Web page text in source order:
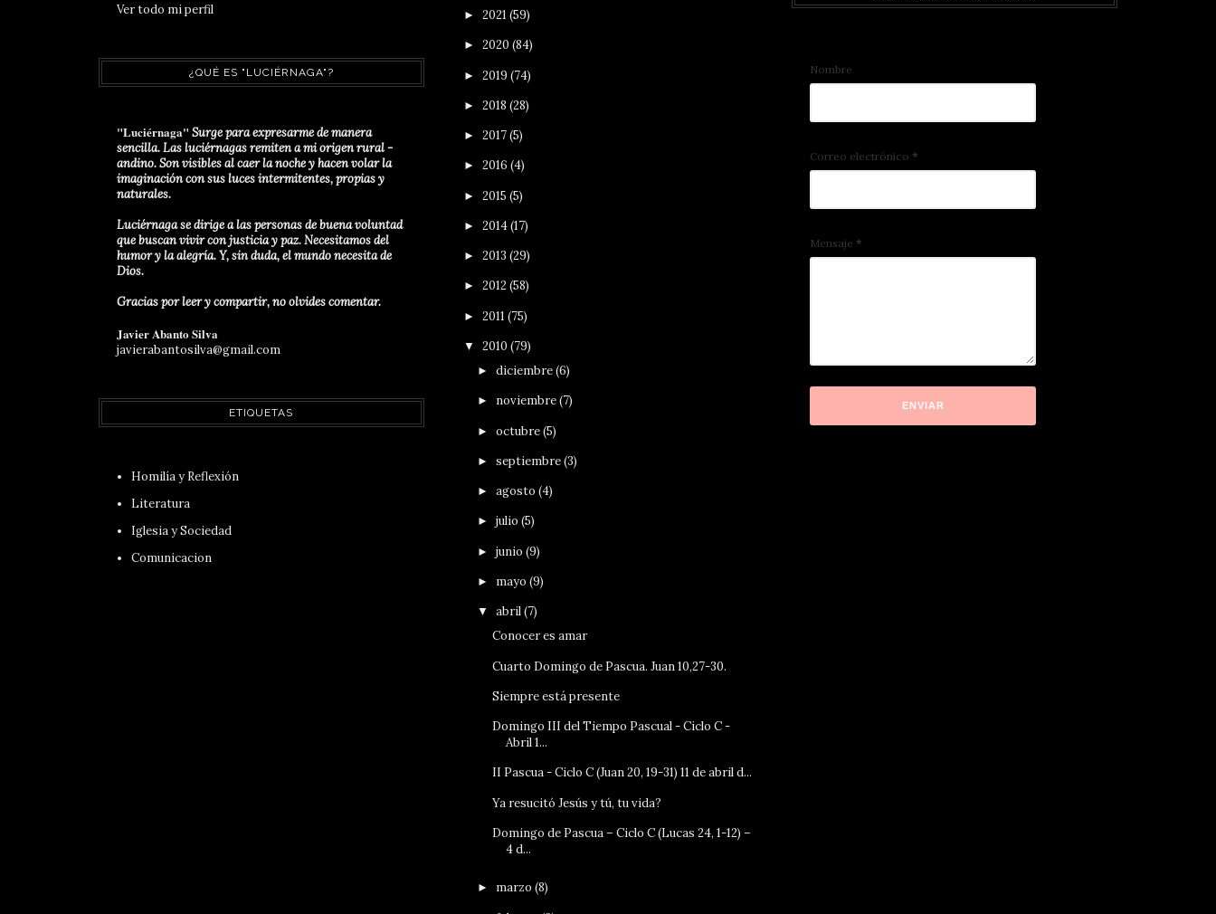
Ver todo mi perfil
¿QUÉ ES "LUCIÉRNAGA"?
"Luciérnaga" Surge para expresarme de manera
sencilla. Las luciérnagas remiten a mi origen rural -
andino. Son visibles al caer la noche y hacen volar la
imaginación con sus luces intermitentes, propias y
naturales.
Luciérnaga se dirige a las personas de buena voluntad
que buscan vivir con justicia y paz. Necesitamos del
humor y la alegría. Y, sin duda, el mundo necesita de
Dios.
Gracias por leer y compartir, no olvides comentar.
Javier Abanto Silva
javierabantosilva@gmail.com
ETIQUETAS
Homilía y Reflexión
Literatura
Iglesia y Sociedad
Comunicacion
► 2021 (59)
► 2020 (84)
► 2019 (74)
► 2018 (28)
► 2017(5)
► 2016 (4)
► 2015 (5)
► 2014(17)
► 2013 (29)
► 2012 (58)
► 2011 (75)
▼ 2010 (79)
►diciembre(6)
► noviembre(7)
►octubre(5)
►septiembre(3)
►agosto(4)
►julio(5)
►junio(9)
► mayo(9)
▼abril(7)
Conocer es amar
Cuarto Domingo de Pascua. Juan 10,27-30.
Siempre está presente
Domingo III del Tiempo Pascual - Ciclo C -
Abril 1...
II Pascua - Ciclo C (Juan 20, 19-31) 11 de abril d...
Ya resucitó Jesús y tú, tu vida?
Domingo de Pascua – Ciclo C (Lucas 24, 1-12) –
4 d...
► marzo(8)
Nombre
Correo electrónico *
Mensaje *